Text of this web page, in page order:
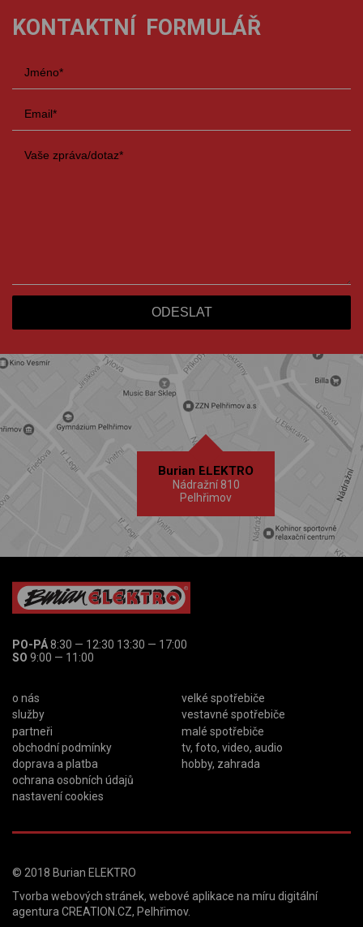
KONTAKTNÍ FORMULÁŘ
Burian ELEKTRO
Nádražní 810
Pelhřimov
PO-PÁ8:30 — 12:30 13:30 — 17:00
SO 9:00 — 11:00
o nás
služby
partneři
obchodní podmínky
doprava a platba
ochrana osobních údajů
nastavení cookies
velké spotřebiče
vestavné spotřebiče
malé spotřebiče
tv, foto, video, audio
hobby, zahrada
© 2018 Burian ELEKTRO
Tvorba webových stránek, webové aplikace na míru digitální
agentura CREATION.CZ, Pelhřimov.